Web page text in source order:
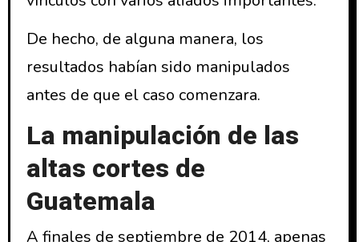
De hecho, de alguna manera, los
resultados habían sido manipulados
antes de que el caso comenzara.
La manipulación de las
altas cortes de
Guatemala
A finales de septiembre de 2014, apenas